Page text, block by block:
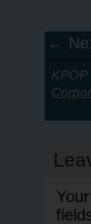
←